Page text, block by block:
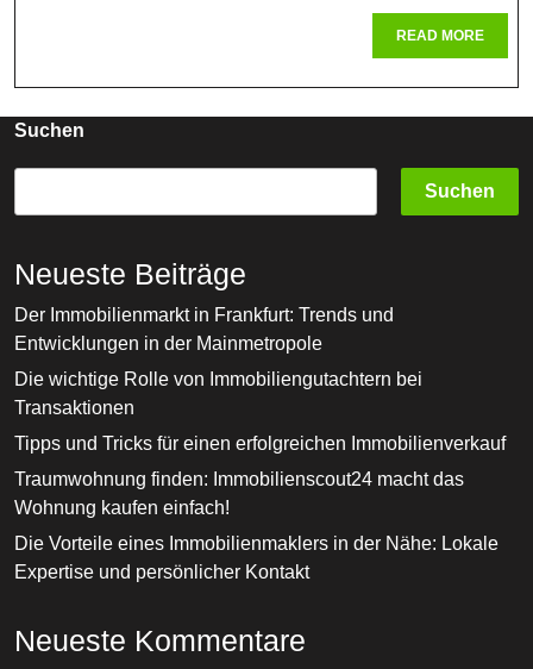
READ MOREREAD
MORE
Suchen
Suchen
Neueste Beiträge
Der Immobilienmarkt in Frankfurt: Trends und
Entwicklungen in der Mainmetropole
Die wichtige Rolle von Immobiliengutachtern bei
Transaktionen
Tipps und Tricks für einen erfolgreichen Immobilienverkauf
Traumwohnung finden: Immobilienscout24 macht das
Wohnung kaufen einfach!
Die Vorteile eines Immobilienmaklers in der Nähe: Lokale
Expertise und persönlicher Kontakt
Neueste Kommentare